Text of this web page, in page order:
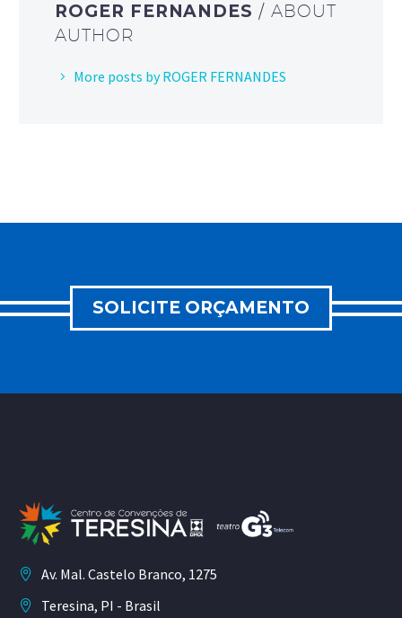
ROGER FERNANDES/ ABOUT
AUTHOR
More posts by ROGER FERNANDES
SOLICITE ORÇAMENTO
Av. Mal. Castelo Branco, 1275
Teresina, PI - Brasil